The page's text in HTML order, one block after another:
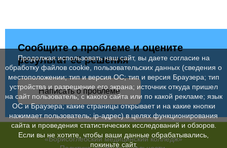
Сообщите о проблеме и оцените
результат её решения
Написать о проблеме
«Борисоглебский медицинский колледж»
Продолжая использовать наш сайт, вы даете согласие на
обработку файлов cookie, пользовательских данных (сведения о
местоположении; тип и версия ОС; тип и версия Браузера; тип
устройства и разрешение его экрана; источник откуда пришел
на сайт пользователь; с какого сайта или по какой рекламе; язык
ОС и Браузера; какие страницы открывает и на какие кнопки
нажимает пользователь; ip-адрес) в целях функционирования
сайта и проведения статистических исследований и обзоров.
Если вы не хотите, чтобы ваши данные обрабатывались,
покиньте сайт.